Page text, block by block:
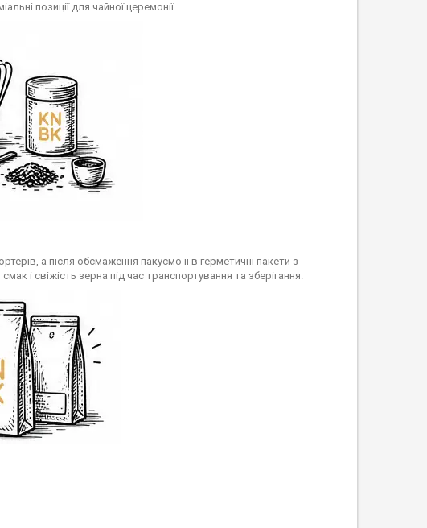
позиції для чайної церемонії.
а після обсмаження пакуємо її в герметичні пакети з
і свіжість зерна під час транспортування та зберігання.